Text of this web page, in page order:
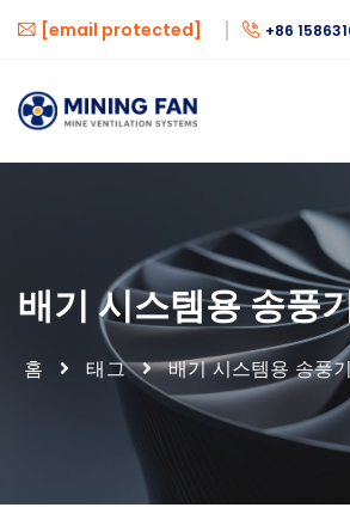
[email protected] +86
배기 시스템용 송풍
홈 태그 배기 시스템용 송풍